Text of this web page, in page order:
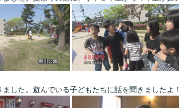
した。遊んでいる子どもたちに話を聞きましたよ！